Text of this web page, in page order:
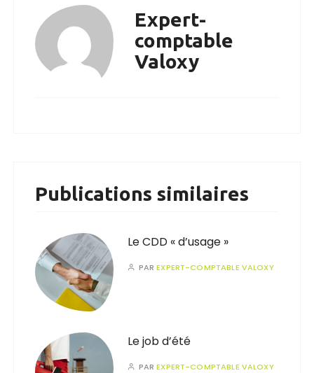
Expert-
comptable
Valoxy
Publications similaires
Le CDD « d’usage »
PAREXPERT-COMPTABLE VALOXY
Le job d’été
PAREXPERT-COMPTABLE VALOXY